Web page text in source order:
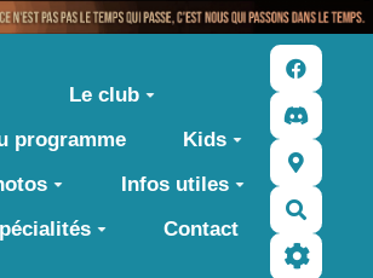
Le club
programme
Kids
Infos utiles
Contact